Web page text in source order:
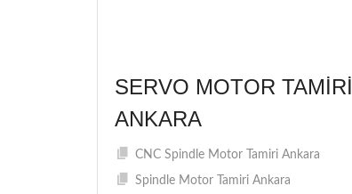
SERVO MOTOR TAMIRI
ANKARA
CNC Spindle Motor Tamiri Ankara
Spindle Motor Tamiri Ankara